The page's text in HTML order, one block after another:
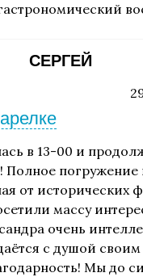
СЕРГЕЙ
в 13-00 и
Полное погружение
от исторических
массу
очень
с душой своим
Мы до